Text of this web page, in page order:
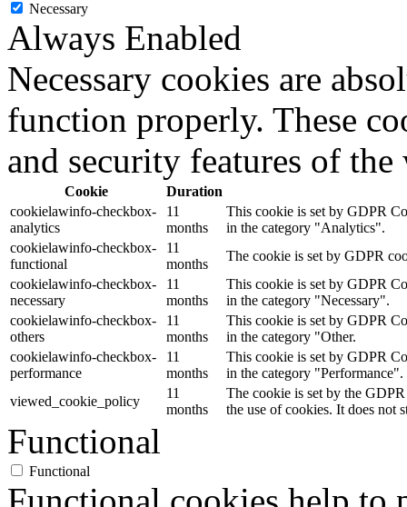
Necessary
Always Enabled
Necessary cookies are
function properly. These
and security features of
Cookie
Duration
cookielawinfo-checkbox-
analytics
11
months
This cookie is set by GDPR
in the category "Analytics".
cookielawinfo-checkbox-
functional
11
months
The cookie is set by GDPR
cookielawinfo-checkbox-
necessary
11
months
This cookie is set by GDPR
in the category "Necessary".
cookielawinfo-checkbox-
others
11
months
This cookie is set by GDPR
in the category "Other.
cookielawinfo-checkbox-
performance
11
months
This cookie is set by GDPR
in the category "Performance".
viewed_cookie_policy
11
months
The cookie is set by the
the use of cookies. It does not
Functional
Functional